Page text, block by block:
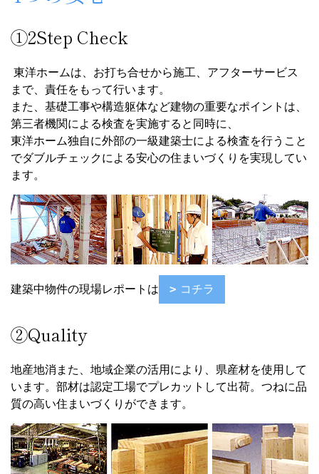
①2Step Check
東洋ホームは、お打ち合せから施工、アフターサービス
まで、責任をもって行います。
また、基礎工事や構造躯体など建物の重要なポイントは、
第三者機関による検査を実施すると同時に、
東洋ホーム独自に外部の一級建築士による検査を行うこと
でダブルチェックによる安心の住まいづくりを実現してい
ます。
建築中物件の現場レポートは コチラ
②Quality
地産地消また、地域企業の活用により、県産材を使用して
います。部材は認定工場でプレカットして出荷。つねに品
質の高い住まいづくりができます。